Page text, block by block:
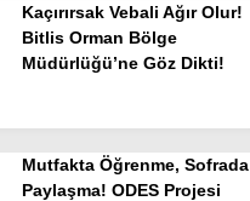
Kaçırırsak Vebali Ağır Olur!
Bitlis Orman Bölge
Müdürlüğü’ne Göz Dikti!
Mutfakta Öğrenme, Sofrada
Paylaşma! ODES Projesi